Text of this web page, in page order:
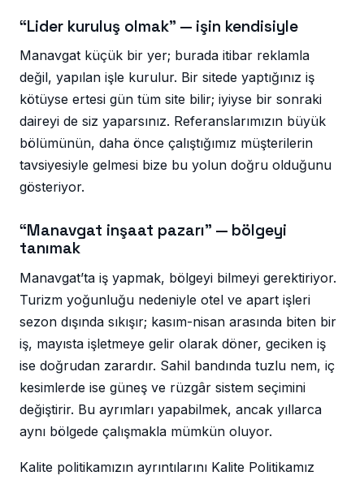
“Lider kuruluş olmak” — işin kendisiyle
Manavgat küçük bir yer; burada itibar reklamla
değil, yapılan işle kurulur. Bir sitede yaptığınız iş
kötüyse ertesi gün tüm site bilir; iyiyse bir sonraki
daireyi de siz yaparsınız. Referanslarımızın büyük
bölümünün, daha önce çalıştığımız müşterilerin
tavsiyesiyle gelmesi bize bu yolun doğru olduğunu
gösteriyor.
“Manavgat inşaat pazarı” — bölgeyi
tanımak
Manavgat’ta iş yapmak, bölgeyi bilmeyi gerektiriyor.
Turizm yoğunluğu nedeniyle otel ve apart işleri
sezon dışında sıkışır; kasım-nisan arasında biten bir
iş, mayısta işletmeye gelir olarak döner, geciken iş
ise doğrudan zarardır. Sahil bandında tuzlu nem, iç
kesimlerde ise güneş ve rüzgâr sistem seçimini
değiştirir. Bu ayrımları yapabilmek, ancak yıllarca
aynı bölgede çalışmakla mümkün oluyor.
Kalite politikamızın ayrıntılarını Kalite Politikamız